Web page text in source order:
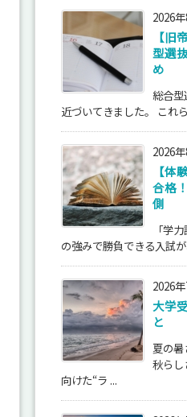
2026
【旧
型選
め
総合型
近づいてきました。 これ
2026
【体
合格
側
「学
の強みで勝負できる入試
2026
大学
と
夏の
秋らし
向けた“ラ ...